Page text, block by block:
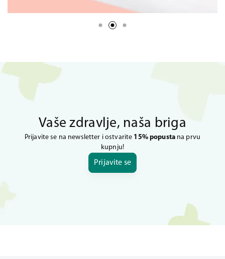
Vaše zdravlje, naša briga
Prijavite se na newsletter i ostvarite 15% popustana prvu
kupnju!
Prijavite se